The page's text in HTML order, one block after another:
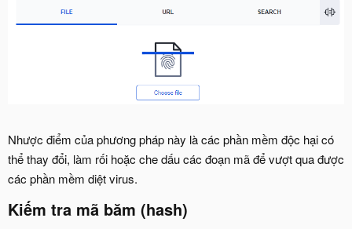
Nhược điểm của phương pháp này là các phần mềm độc hại có
thể thay đổi, làm rối hoặc che dấu các đoạn mã để vượt qua được
các phần mềm diệt virus.
Kiếm tra mã băm (hash)​